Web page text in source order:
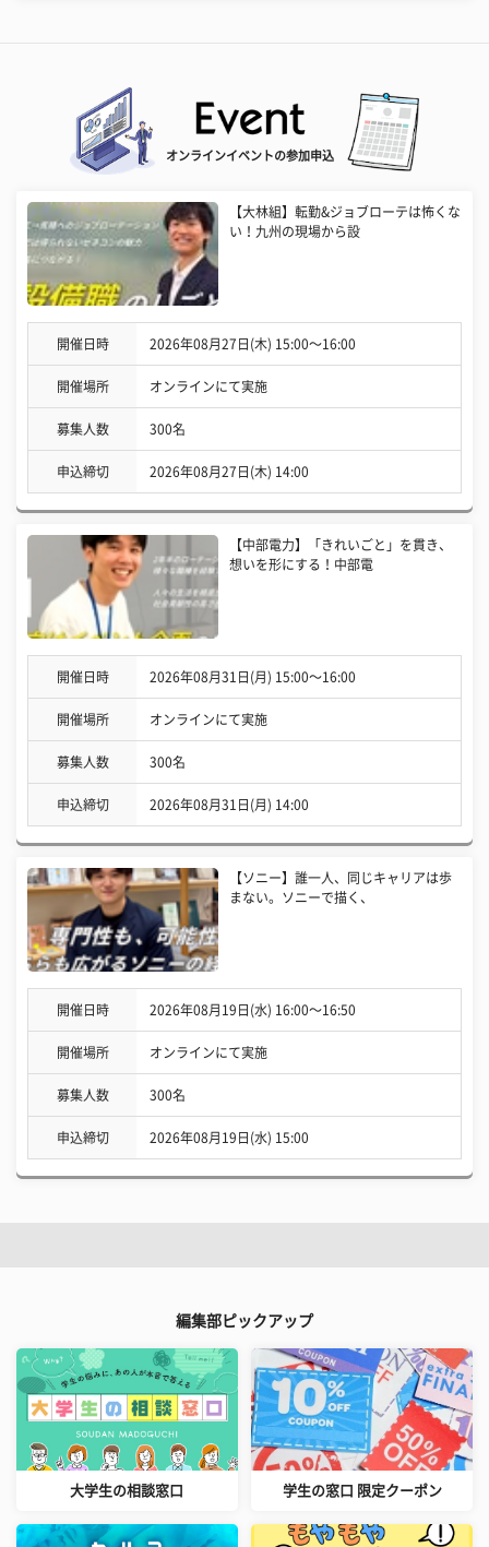
オンラインイベントの参加申込
【大林組】転勤&ジョブローテは怖くな
い！九州の現場から設
開催日時 2026年08月27日(木) 15:00〜16:00
開催場所 オンラインにて実施
募集人数 300名
申込締切 2026年08月27日(木) 14:00
【中部電力】「きれいごと」を貫き、
想いを形にする！中部電
開催日時 2026年08月31日(月) 15:00〜16:00
開催場所 オンラインにて実施
募集人数 300名
申込締切 2026年08月31日(月) 14:00
【ソニー】誰一人、同じキャリアは歩
まない。ソニーで描く、
開催日時 2026年08月19日(水) 16:00〜16:50
開催場所 オンラインにて実施
募集人数 300名
申込締切 2026年08月19日(水) 15:00
編集部ピックアップ
大学生の相談窓口 学生の窓口 限定クーポン